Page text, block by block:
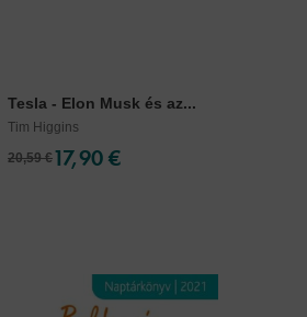
Tesla - Elon Musk és az...
Tim Higgins
20,59 €17,90 €